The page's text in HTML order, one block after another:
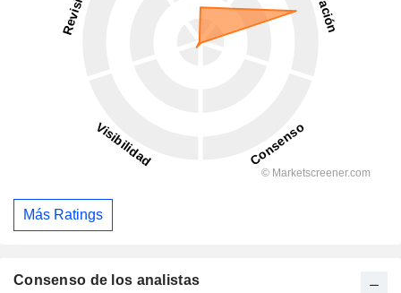
Más Ratings
Consenso de los analistas